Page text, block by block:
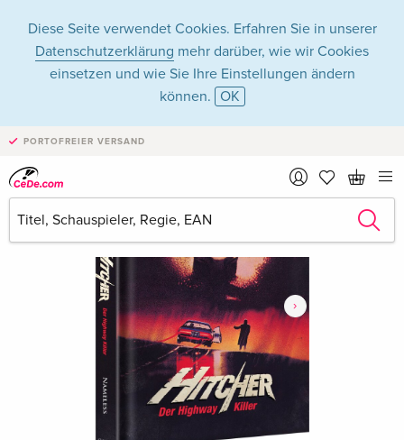
Diese Seite verwendet Cookies. Erfahren Sie in unserer
Datenschutzerklärung mehr darüber, wie wir Cookies
einsetzen und wie Sie Ihre Einstellungen ändern
können. OK
PORTOFREIER VERSAND
›